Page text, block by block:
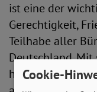
ist eine der
Gerechtigkeit,
Teilhabe aller
Deutschland.
Cookie-